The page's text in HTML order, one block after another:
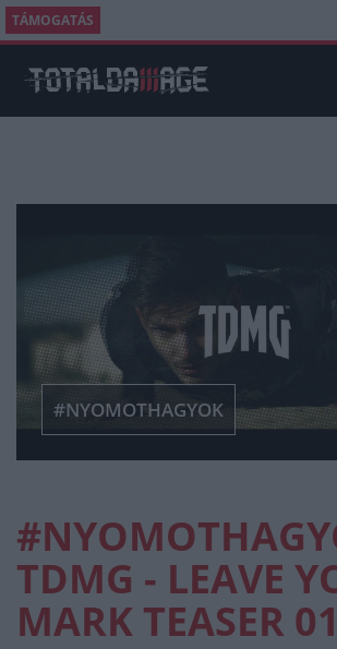
TÁMOGATÁS
#NYOMOTHAGYOK
TDMG - LEAVE
MARK TEASER 01